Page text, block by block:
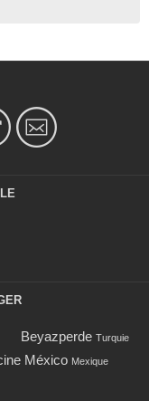
Beyazperde Turquie
México Mexique